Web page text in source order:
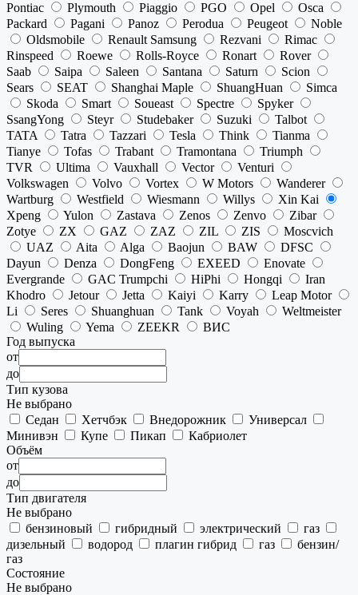
Pontiac
Plymouth Piaggio PGO Opel
Osca
Packard
Pagani Panoz Perodua Peugeot
Noble
Oldsmobile
Renault Samsung Rezvani
Rimac
Rinspeed
Roewe Rolls-Royce Ronart
Rover
Saab
Saipa Saleen Santana Saturn
Scion
Sears
SEAT Shanghai Maple ShuangHuan
Simca
Skoda
Smart Soueast Spectre
Spyker
SsangYong
Steyr Studebaker Suzuki
Talbot
TATA
Tatra Tazzari Tesla Think
Tianma
Tianye
Tofas Trabant Tramontana
Triumph
TVR
Ultima Vauxhall Vector
Venturi
Volkswagen
Volvo Vortex W Motors
Wanderer
Wartburg
Westfield Wiesmann Willys
Xin Kai
Xpeng
Yulon Zastava Zenos Zenvo
Zibar
Zotye
ZX GAZ ZAZ ZIL ZIS
Moscvich
UAZ
Aita Alga Baojun BAW
DFSC
Dayun
Denza DongFeng EXEED
Enovate
Evergrande
GAC Trumpchi HiPhi Hongqi
Iran
Khodro
Jetour Jetta Kaiyi Karry
Leap Motor
Li
Seres Shuanghuan Tank Voyah
Weltmeister
Wuling
Yema ZEEKR
ВИС
Год выпуска
от
до
Тип кузова
Не выбрано
Седан
Хетчбэк Внедорожник
Универсал
Минивэн
Купе Пикап
Кабриолет
Объём
от
до
Тип двигателя
Не выбрано
бензиновый
гибридный электрический
газ
дизельный
водород плагин гибрид газ
бензин/
газ
Состояние
Не выбрано